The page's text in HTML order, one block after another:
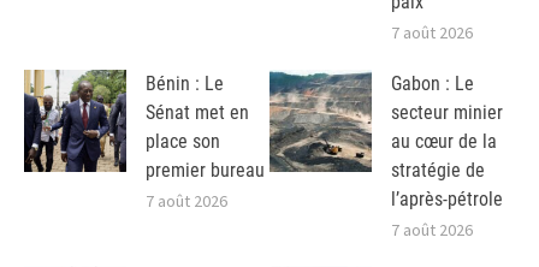
7 août 2026
Bénin : Le
Sénat met en
place son
premier bureau
7 août 2026
Gabon : Le
secteur minier
au cœur de la
stratégie de
l’après-pétrole
7 août 2026